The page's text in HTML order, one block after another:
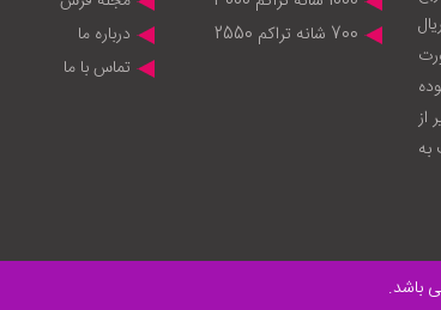
از
700 شانه تراکم 2550
درباره ما
تماس با ما
باشد.